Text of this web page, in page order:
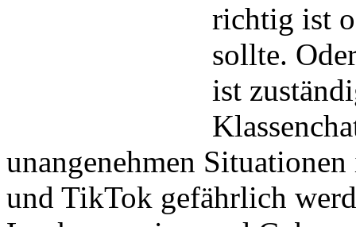
richtig ist
sollte.
ist
unangenehmen
und TikTok gefährlich